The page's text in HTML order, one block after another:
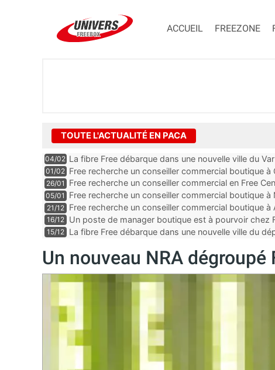
ACCUEIL FREEZONE
TOUTE L'ACTUALITÉ EN PACA
04/02 La fibre Free débarque dans une nouvelle ville du Var
01/02 Free recherche un conseiller commercial boutique
Alpes-Maritimes
26/01
Free recherche un conseiller commercial en Free
Vaucluse
05/01 Free recherche un conseiller commercial boutique
21/12
Free recherche un conseiller commercial boutique
des Bouches-du-Rhône
16/12
Un poste de manager boutique est à pourvoir chez
Alpes-Maritimes
15/12 La fibre Free débarque dans une nouvelle ville du
Un nouveau NRA dégroupé